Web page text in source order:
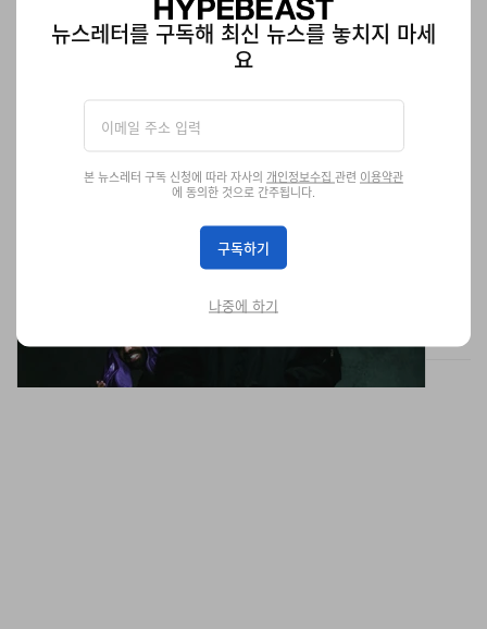
Kevin Durant의 19번째 시그니처 농구화가 강렬한 모노톤 컬러와
뉴스레터를 구독해 최신 뉴스를 놓치지 마세
요
본 뉴스레터 구독 신청에 따라 자사의 개인정보수집 관련 이용약관
에 동의한 것으로 간주됩니다.
구독하기
나중에 하기